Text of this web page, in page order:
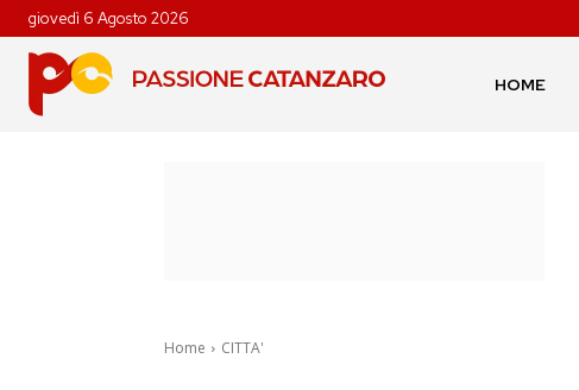
giovedì 6 Agosto 2026
HOME
Home CITTA'